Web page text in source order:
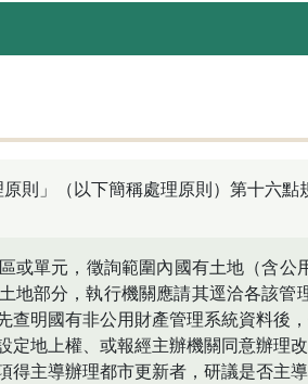
則」（以下簡稱處理原則）第十六點
或單元，徵詢範圍內國有土地（含公
地部分，執行機關應請其逕洽各該管
查明國有非公用財產管理系統資料後
定地上權、或報經主辦機關同意辦理
得主導辦理都市更新者，研議是否主導